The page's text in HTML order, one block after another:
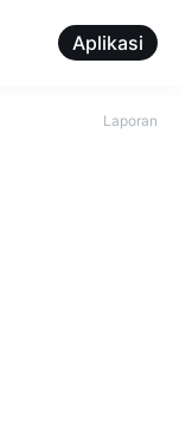
Aplikasi
Laporan